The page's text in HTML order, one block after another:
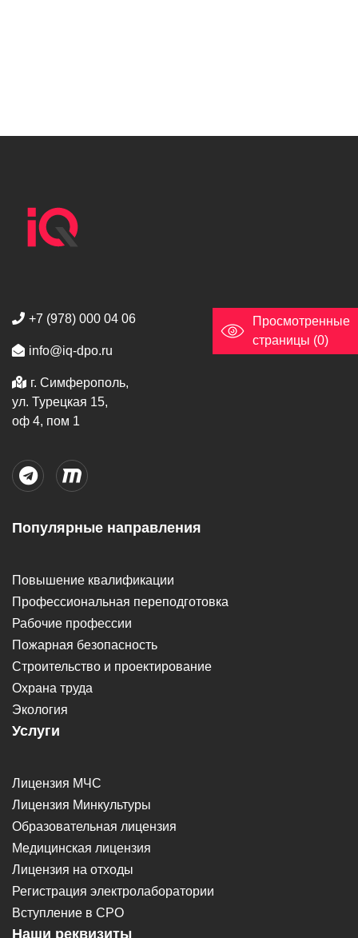
+7 (978) 000 04 06
info@iq-dpo.ru
г. Симферополь,
ул. Турецкая 15,
оф 4, пом 1
Популярные направления
Повышение квалификации
Профессиональная переподготовка
Рабочие профессии
Пожарная безопасность
Строительство и проектирование
Охрана труда
Экология
Услуги
Лицензия МЧС
Лицензия Минкультуры
Образовательная лицензия
Медицинская лицензия
Лицензия на отходы
Регистрация электролаборатории
Вступление в СРО
Наши реквизиты
Просмотренные
страницы (0)